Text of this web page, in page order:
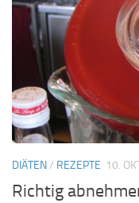
DIÄTEN/ REZEPTE 10.
Richtig